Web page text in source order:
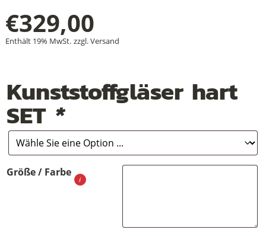
€329,00
Enthält 19% MwSt. zzgl.Versand
Kunststoffgläser hart
SET *
Größe / Farbe
+
+